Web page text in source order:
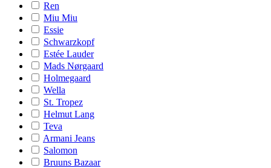
Ren
Miu Miu
Essie
Schwarzkopf
Estée Lauder
Mads Nørgaard
Holmegaard
Wella
St. Tropez
Helmut Lang
Teva
Armani Jeans
Salomon
Bruuns Bazaar